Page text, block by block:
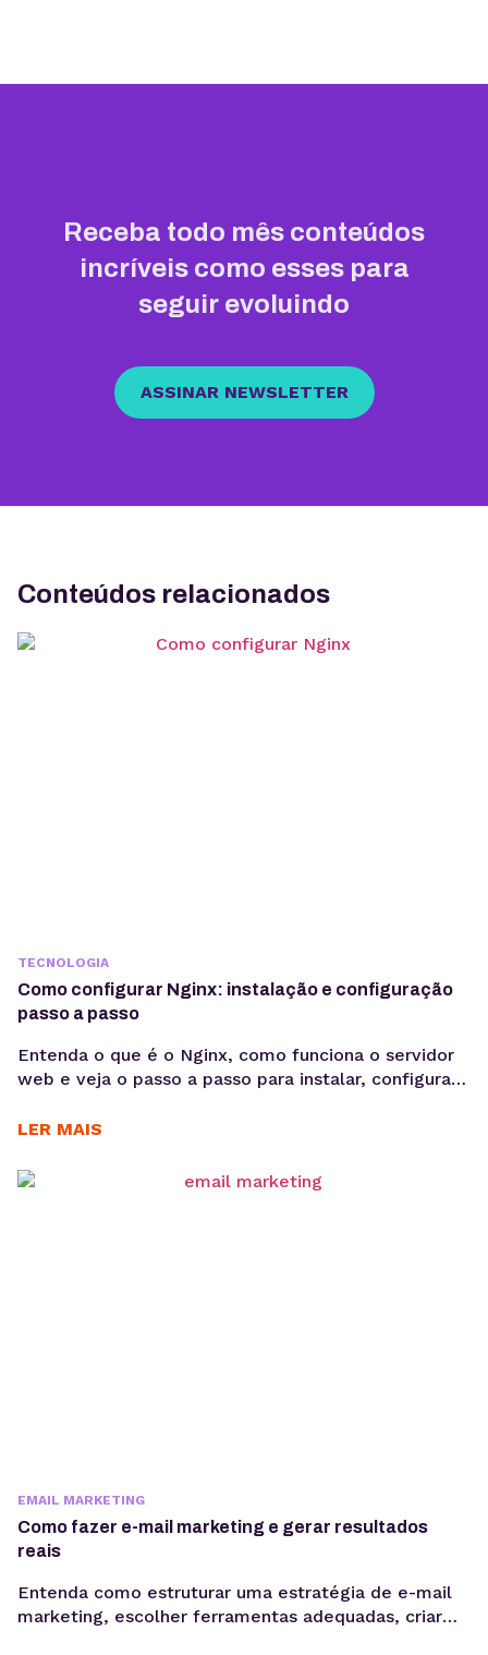
Receba todo mês conteúdos
incríveis como esses para
seguir evoluindo
ASSINAR NEWSLETTER
Conteúdos relacionados
TECNOLOGIA
Como configurar Nginx: instalação e configuração
passo a passo
Entenda o que é o Nginx, como funciona o servidor
web e veja o passo a passo para instalar, configurar
Aprender como configurar Nginx é um passo
sites em produção com mais desempenho e
LER MAIS
EMAIL MARKETING
Como fazer e-mail marketing e gerar resultados
reais
Entenda como estruturar uma estratégia de e-mail
marketing, escolher ferramentas adequadas, criar